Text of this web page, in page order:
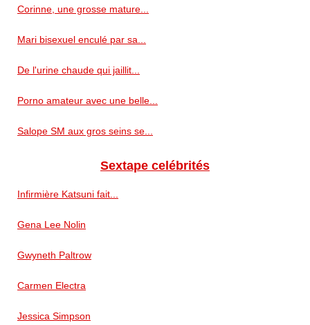
Corinne, une grosse mature...
Mari bisexuel enculé par sa...
De l'urine chaude qui jaillit...
Porno amateur avec une belle...
Salope SM aux gros seins se...
Sextape celébrités
Infirmière Katsuni fait...
Gena Lee Nolin
Gwyneth Paltrow
Carmen Electra
Jessica Simpson